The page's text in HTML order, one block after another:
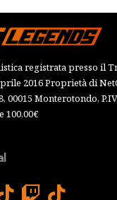
registrata presso il
2016 Proprietà di
00015 Monterotondo,
100,00€